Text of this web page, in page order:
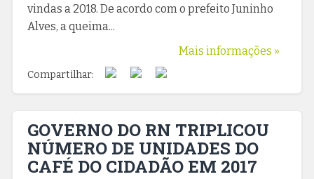
vindas a 2018. De acordo com o prefeito Juninho
Alves, a queima...
Mais informações »
Compartilhar:
GOVERNO DO RN TRIPLICOU
NÚMERO DE UNIDADES DO
CAFÉ DO CIDADÃO EM 2017